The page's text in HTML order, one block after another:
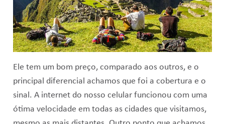
Ele tem um bom preço, comparado aos outros, e o
principal diferencial achamos que foi a cobertura e o
sinal. A internet do nosso celular funcionou com uma
ótima velocidade em todas as cidades que visitamos,